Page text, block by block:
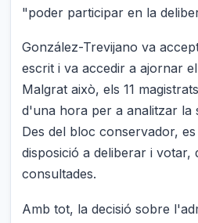
"poder participar en la
González-Trevijano va
escrit i va accedir a ajornar
Malgrat això, els 11
d'una hora per a analitzar la
Des del bloc conservador,
disposició a deliberar i
consultades.
Amb tot, la decisió sobre